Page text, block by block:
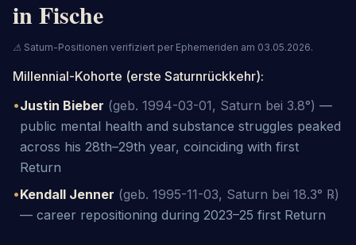
in Fische
⚠ Saturn-Positionen verifiziert per Ephemeriden am 03.05.2026.
Millennial-Kohorte (erste Saturnrückkehr):
•Justin Bieber (geb. 1994-03-01, Saturn bei 3.8°) —
public mental health and substance struggles peaked
across his 28th–29th year, coinciding with first
Return
•Kendall Jenner (geb. 1995-11-03, Saturn bei 18.3° ℞)
— career repositioning during 2023–25 first Return